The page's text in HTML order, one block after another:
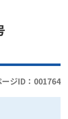
ージID：001764